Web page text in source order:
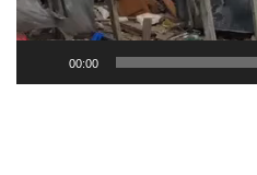
00:00